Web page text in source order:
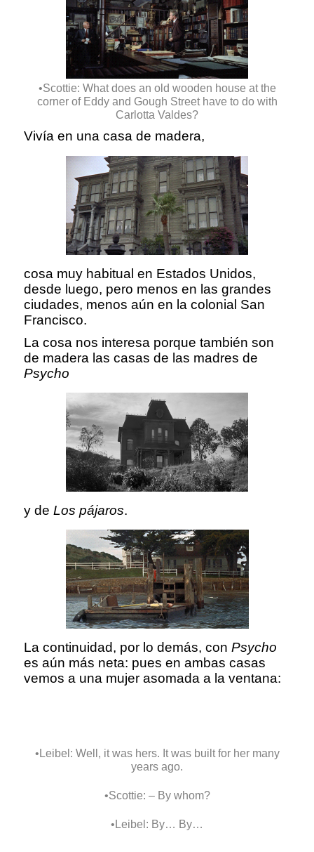
•Scottie: What does an old wooden house at the
corner of Eddy and Gough Street have to do with
Carlotta Valdes?
Vivía en una casa de madera,
cosa muy habitual en Estados Unidos,
desde luego, pero menos en las grandes
ciudades, menos aún en la colonial San
Francisco.
La cosa nos interesa porque también son
de madera las casas de las madres de
Psycho
y deLos pájaros.
La continuidad, por lo demás, conPsycho
es aún más neta: pues en ambas casas
vemos a una mujer asomada a la ventana:
•Leibel: Well, it was hers. It was built for her many
years ago.
•Scottie: – By whom?
•Leibel: By… By…